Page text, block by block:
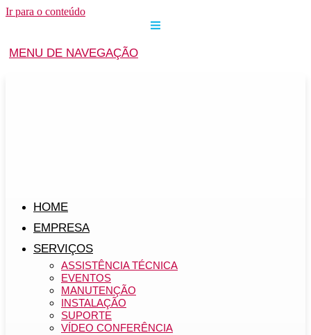
Ir para o conteúdo
MENU DE NAVEGAÇÃO
HOME
EMPRESA
SERVIÇOS
ASSISTÊNCIA TÉCNICA
EVENTOS
MANUTENÇÃO
INSTALAÇÃO
SUPORTE
VÍDEO CONFERÊNCIA